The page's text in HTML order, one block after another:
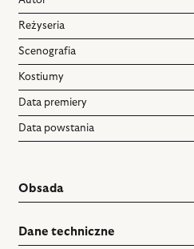
Reżyseria
Scenografia
Kostiumy
Data premiery
Data powstania
Obsada
Dane techniczne